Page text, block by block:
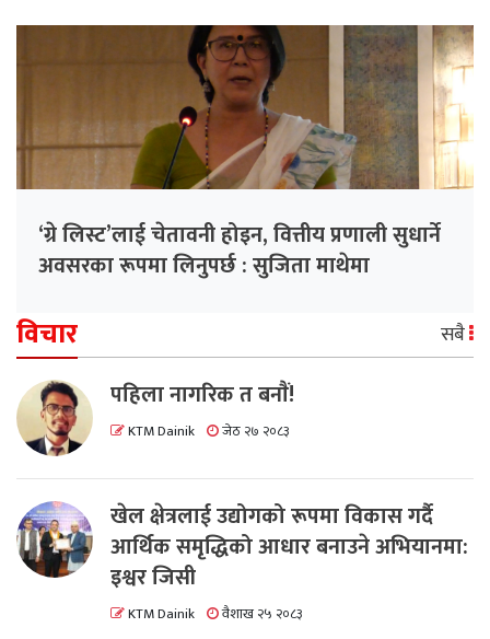
‘ग्रे लिस्ट’लाई चेतावनी होइन, वित्तीय प्रणाली सुधार्ने
अवसरका रूपमा लिनुपर्छ : सुजिता माथेमा
विचार सबै
पहिला नागरिक त बनाैं!
KTM Dainik जेठ २७ २०८३
खेल क्षेत्रलाई उद्योगको रूपमा विकास गर्दै
आर्थिक समृद्धिको आधार बनाउने अभियानमा:
इश्वर जिसी
KTM Dainik वैशाख २५ २०८३